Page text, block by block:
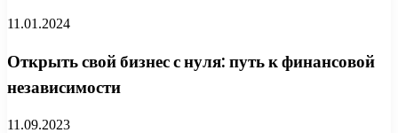
11.01.2024
Открыть свой бизнес с нуля: путь к финансовой
независимости
11.09.2023